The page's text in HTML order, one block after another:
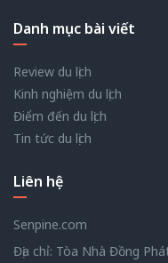
Danh mục bài viết
Review du lịch
Kinh nghiệm du lịch
Điểm đến du lịch
Tin tức du lịch
Liên hệ
Senpine.com
Địa chỉ: Tòa Nhà Đồng